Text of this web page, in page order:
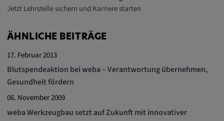
Jetzt Lehrstelle sichern und Karriere starten
ÄHNLICHE BEITRÄGE
17. Februar 2013
Blutspendeaktion bei weba – Verantwortung übernehmen,
Gesundheit fördern
06. November 2009
weba Werkzeugbau setzt auf Zukunft mit innovativer
_pk_id.*, _pk_ses.*
Name:
Anbieter:
Google LLC
Zweck: